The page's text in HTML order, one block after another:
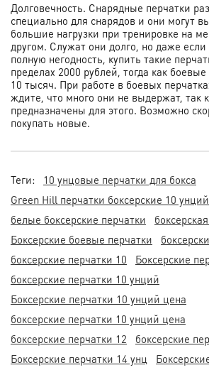
Долговечность. Снарядные перчатки
специально для снарядов и они могут
большие нагрузки при тренировке на
другом. Служат они долго, но даже если
полную негодность, купить такие
пределах 2000 рублей, тогда как
10 тысяч. При работе в боевых
ждите, что много они не выдержат, так
предназначены для этого. Возможно
покупать новые.
Теги:
10 унцовые перчатки для бокса
Green Hill перчатки боксерские 10 унций
белые боксерские перчатки
Боксерские боевые перчатки
боксерские перчатки 10
Боксерские
боксерские перчатки 10 унций
Боксерские перчатки 10 унций цена
боксерские перчатки 10 унций цена
боксерские перчатки 12
боксерские
Боксерские перчатки 14 унц